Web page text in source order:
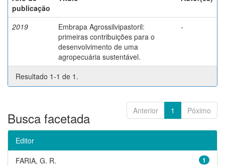
publicação
2019
Embrapa Agrossilvipastoril:
primeiras contribuições para o
desenvolvimento de uma
agropecuária sustentável.
-
Resultado 1-1 de 1.
Anterior 1 Póximo
Busca facetada
Editor
1
FARIA, G. R.